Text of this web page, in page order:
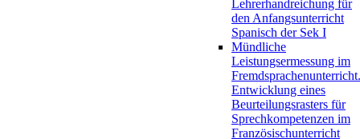
Lehrerhandreichung für
den Anfangsunterricht
Spanisch der Sek I
Mündliche
Leistungsermessung im
Fremdsprachenunterricht.
Entwicklung eines
Beurteilungsrasters für
Sprechkompetenzen im
Französischunterricht